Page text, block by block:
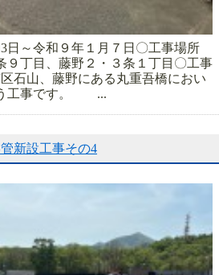
日～令和９年１月７日〇工事場所
９丁目、藤野２・３条１丁目〇工事
石山、藤野にある丸重吾橋におい
う工事です。 ...
新設工事その4